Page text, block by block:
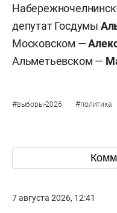
депутат Госдумы
Московском —
Альметьевском —
#выборы-2026 #политика
7 августа 2026, 12:41